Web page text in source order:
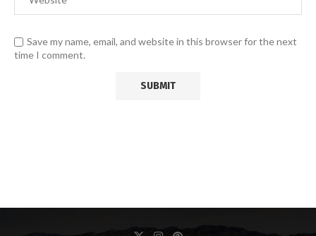
Save my name, email, and website in this browser for the next
time I comment.